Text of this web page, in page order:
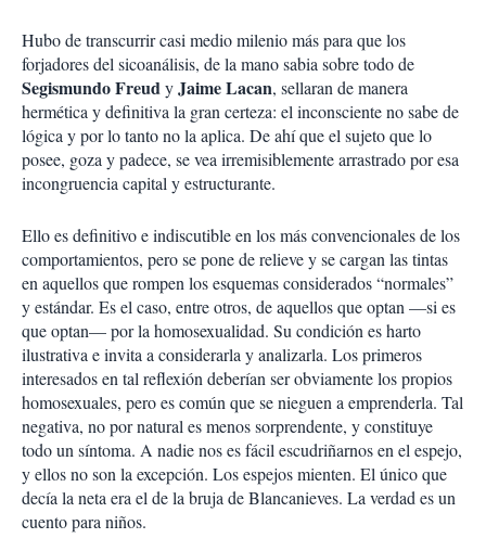
Hubo de transcurrir casi medio milenio más para que los
forjadores del sicoanálisis, de la mano sabia sobre todo de
Segismundo FreudyJaime Lacan, sellaran de manera
hermética y definitiva la gran certeza: el inconsciente no sabe de
lógica y por lo tanto no la aplica. De ahí que el sujeto que lo
posee, goza y padece, se vea irremisiblemente arrastrado por esa
incongruencia capital y estructurante.
Ello es definitivo e indiscutible en los más convencionales de los
comportamientos, pero se pone de relieve y se cargan las tintas
en aquellos que rompen los esquemas considerados “normales”
y estándar. Es el caso, entre otros, de aquellos que optan —si es
que optan— por la homosexualidad. Su condición es harto
ilustrativa e invita a considerarla y analizarla. Los primeros
interesados en tal reflexión deberían ser obviamente los propios
homosexuales, pero es común que se nieguen a emprenderla. Tal
negativa, no por natural es menos sorprendente, y constituye
todo un síntoma. A nadie nos es fácil escudriñarnos en el espejo,
y ellos no son la excepción. Los espejos mienten. El único que
decía la neta era el de la bruja de Blancanieves. La verdad es un
cuento para niños.